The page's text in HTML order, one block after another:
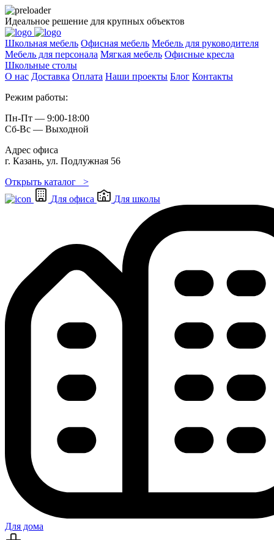
Идеальное решение для крупных объектов
Школьная мебель Офисная мебель Мебель для руководителя
Мебель для персонала Мягкая мебель Офисные кресла
Школьные cтолы
О нас Доставка Оплата Наши проекты Блог Контакты
Режим работы:
Пн-Пт — 9:00-18:00
Сб-Вс — Выходной
Адрес офиса
г. Казань, ул. Подлужная 56
Открыть каталог >
Для офиса
Для школы
Для дома